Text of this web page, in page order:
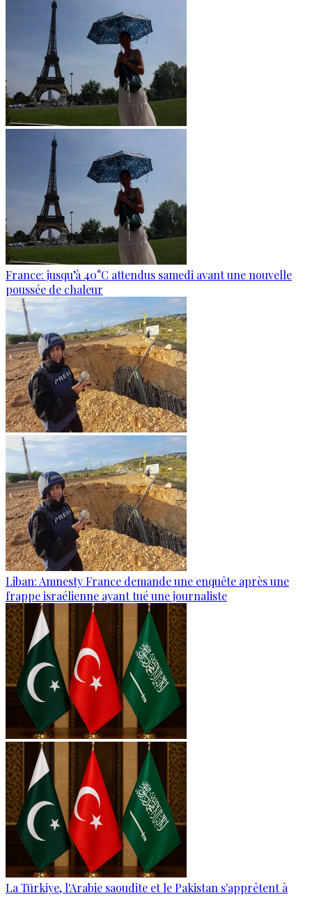
France: jusqu’à 40°C attendus samedi avant une nouvelle
poussée de chaleur
Liban: Amnesty France demande une enquête après une
frappe israélienne ayant tué une journaliste
La Türkiye, l'Arabie saoudite et le Pakistan s'apprêtent à